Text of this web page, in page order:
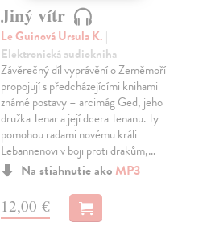
Jiný vítr
Le Guinová Ursula K. |
Elektronická audiokniha
Závěrečný díl vyprávění o Zeměmoří
propojují s předcházejícími knihami
známé postavy – arcimág Ged, jeho
družka Tenar a její dcera Tenanu. Ty
pomohou radami novému králi
Lebannenovi v boji proti drakům,…
Na stiahnutie ako MP3
12,00 €